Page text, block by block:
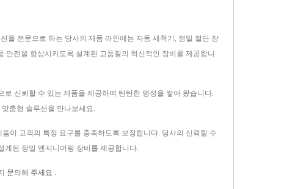
을 전문으로 하는 당사의 제품 라인에는 자동 세척기, 정밀 절단 장
전을 향상시키도록 설계된 고품질의 혁신적인 장비를 제공합니
신뢰할 수 있는 제품을 제공하며 탄탄한 명성을 쌓아 왔습니다.
춤형 솔루션을 만나보세요.
이 고객의 특정 요구를 충족하도록 보장합니다. 당사의 신뢰할 수
된 정밀 엔지니어링 장비를 제공합니다.
문의해 주세요